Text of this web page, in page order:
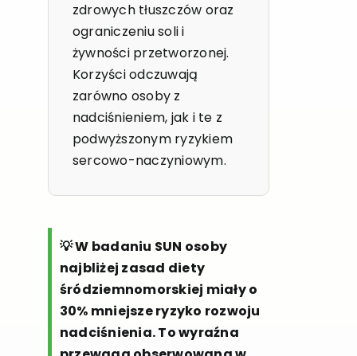
zdrowych tłuszczów oraz
ograniczeniu soli i
żywności przetworzonej.
Korzyści odczuwają
zarówno osoby z
nadciśnieniem, jak i te z
podwyższonym ryzykiem
sercowo-naczyniowym.
💡 W badaniu SUN osoby
najbliżej zasad diety
śródziemnomorskiej miały o
30% mniejsze ryzyko rozwoju
nadciśnienia. To wyraźna